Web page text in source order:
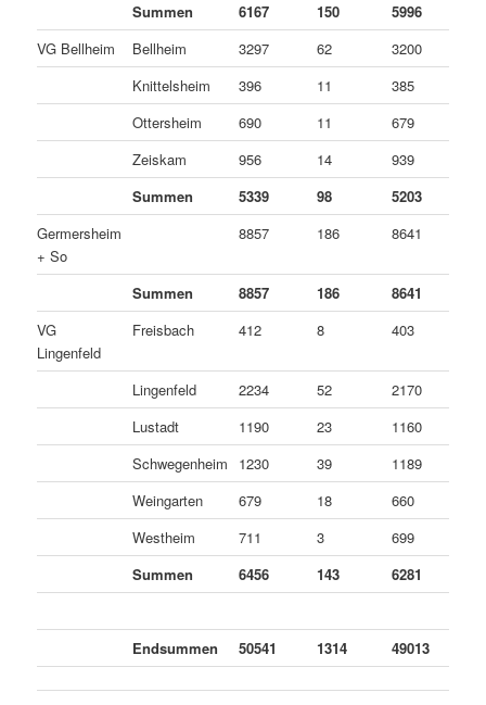
Summen
6167 150 5996
VG Bellheim
Bellheim 3297 62 3200
Knittelsheim
396 11 385
Ottersheim
690 11 679
Zeiskam
956 14 939
Summen
5339 98 5203
Germersheim
+ So
8857 186 8641
Summen 8857 186 8641
VG
Lingenfeld
Freisbach 412 8 403
Lingenfeld 2234 52 2170
Lustadt
1190 23 1160
Schwegenheim
1230 39 1189
Weingarten
679 18 660
Westheim
711 3 699
Summen
6456 143 6281
Endsummen 50541 1314 49013